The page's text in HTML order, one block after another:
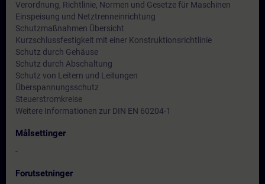
Verordnung, Richtlinie, Normen und Gesetze für Maschinen
Einspeisung und Netztrenneinrichtung
Schutzmaßnahmen Übersicht
Kurzschlussfestigkeit mit einer Konstruktionsrichtlinie
Schutz durch Gehäuse
Schutz durch Abschaltung
Schutz von Leitern und Leitungen
Überspannungsschutz
Steuerstromkreise
Weitere Informationen zur DIN EN 60204-1
Målsettinger
-
Forutsetninger